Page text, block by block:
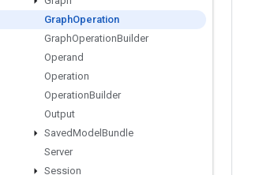
GraphOperation
GraphOperationBuilder
Operand
Operation
OperationBuilder
Output
SavedModel Bundle
Server
Session